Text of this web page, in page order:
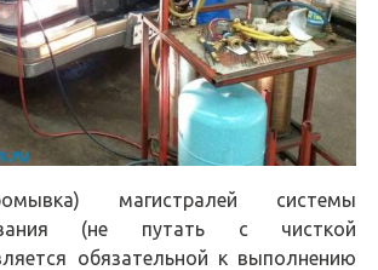
магистралей системы
(не путать с чисткой
обязательной к выполнению